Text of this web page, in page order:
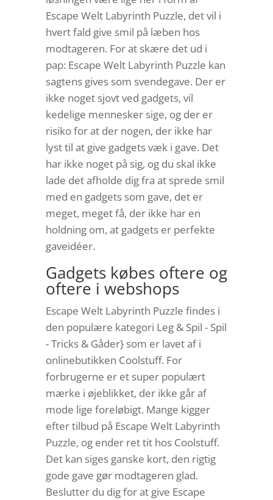
Escape Welt Labyrinth Puzzle, det vil i
hvert fald give smil på læben hos
modtageren. For at skære det ud i
pap: Escape Welt Labyrinth Puzzle kan
sagtens gives som svendegave. Der er
ikke noget sjovt ved gadgets, vil
kedelige mennesker sige, og der er
risiko for at der nogen, der ikke har
lyst til at give gadgets væk i gave. Det
har ikke noget på sig, og du skal ikke
lade det afholde dig fra at sprede smil
med en gadgets som gave, det er
meget, meget få, der ikke har en
holdning om, at gadgets er perfekte
gaveidéer.
Gadgets købes oftere og
oftere i webshops
Escape Welt Labyrinth Puzzle findes i
den populære kategori Leg & Spil - Spil
- Tricks & Gåder} som er lavet af i
onlinebutikken Coolstuff. For
forbrugerne er et super populært
mærke i øjeblikket, der ikke går af
mode lige foreløbigt. Mange kigger
efter tilbud på Escape Welt Labyrinth
Puzzle, og ender ret tit hos Coolstuff.
Det kan siges ganske kort, den rigtig
gode gave gør modtageren glad.
Beslutter du dig for at give Escape